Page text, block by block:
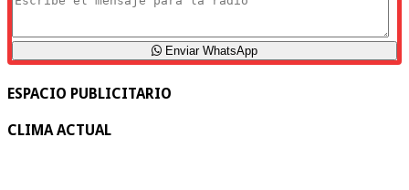
Enviar WhatsApp
ESPACIO PUBLICITARIO
CLIMA ACTUAL